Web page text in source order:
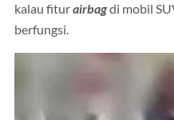
kalau fiturairbagdi mobil
berfungsi.